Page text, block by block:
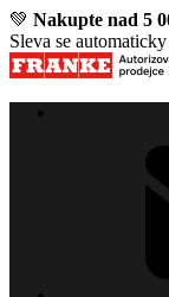
💚 Nakupte nad 5
Sleva se